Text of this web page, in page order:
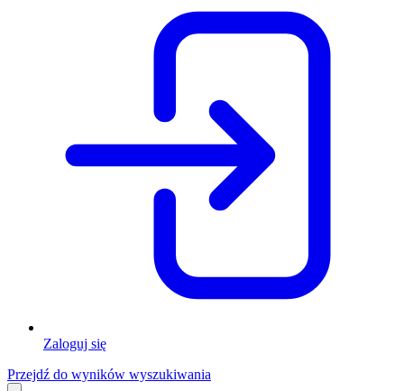
Zaloguj się
Przejdź do wyników wyszukiwania